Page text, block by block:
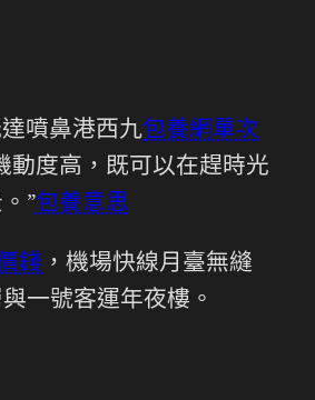
噴鼻港西九包養網單次
動度高，既可以在趕時光
”包養意思
錢 ，機場快線月臺無縫
一號客運年夜樓。